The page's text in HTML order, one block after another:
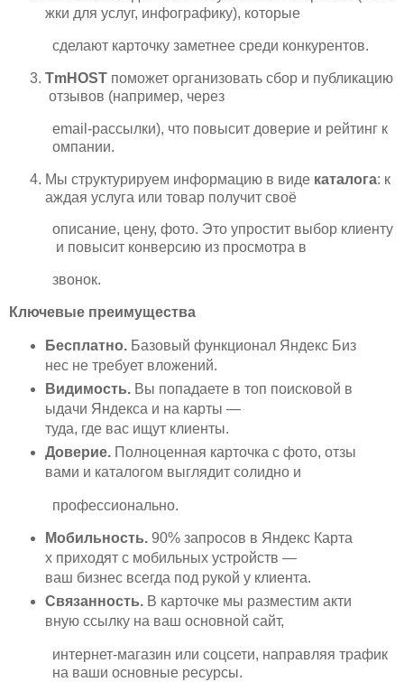
жки для услуг, инфографику), которые
сделают карточку заметнее среди конкурентов.
TmHOST поможет организовать сбор и публикацию
отзывов (например, через
email‑рассылки), что повысит доверие и рейтинг к
омпании.
Мы структурируем информацию в виде каталога: к
аждая услуга или товар получит своё
описание, цену, фото. Это упростит выбор клиенту
и повысит конверсию из просмотра в
звонок.
Ключевые преимущества
Бесплатно.Базовый функционал Яндекс Биз
нес не требует вложений.
Видимость.Вы попадаете в топ поисковой в
ыдачи Яндекса и на карты —
туда, где вас ищут клиенты.
Доверие.Полноценная карточка с фото, отзы
вами и каталогом выглядит солидно и
профессионально.
Мобильность.90% запросов в Яндекс Карта
х приходят с мобильных устройств —
ваш бизнес всегда под рукой у клиента.
Связанность.В карточке мы разместим акти
вную ссылку на ваш основной сайт,
интернет‑магазин или соцсети, направляя трафик
на ваши основные ресурсы.